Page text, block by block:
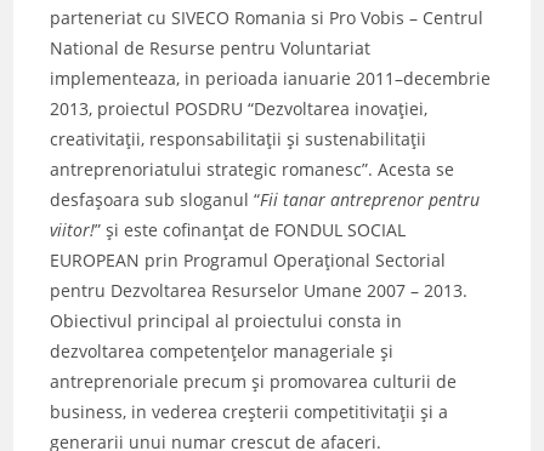
parteneriat cu SIVECO Romania si Pro Vobis – Centrul
National de Resurse pentru Voluntariat
implementeaza, in perioada ianuarie 2011–decembrie
2013, proiectul POSDRU “Dezvoltarea inovaţiei,
creativitaţii, responsabilitaţii şi sustenabilitaţii
antreprenoriatului strategic romanesc”. Acesta se
desfaşoara sub sloganul “Fii tanar antreprenor pentru
viitor!” şi este cofinanţat de FONDUL SOCIAL
EUROPEAN prin Programul Operaţional Sectorial
pentru Dezvoltarea Resurselor Umane 2007 – 2013.
Obiectivul principal al proiectului consta in
dezvoltarea competenţelor manageriale şi
antreprenoriale precum şi promovarea culturii de
business, in vederea creşterii competitivitaţii şi a
generarii unui numar crescut de afaceri.